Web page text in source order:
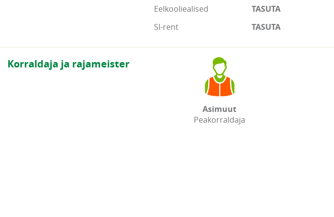
Eelkooliealised
TASUTA
SI-rent
TASUTA
Korraldaja ja rajameister
Asimuut
Peakorraldaja